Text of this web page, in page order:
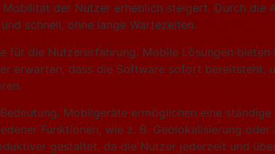
der Nutzer erheblich steigert. Durch
schnell, ohne lange Wartezeiten.
für die Nutzererfahrung. Mobile Lösungen
erwarten, dass die Software sofort bereitsteht,
Mobilgeräte ermöglichen eine
Funktionen, wie z. B. Geolokalisierung
gestaltet, da die Nutzer jederzeit und